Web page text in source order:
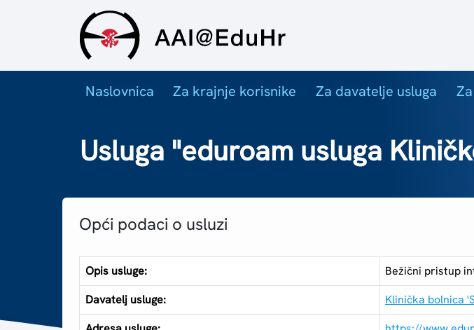
Naslovnica Za krajnje korisnike Za davatelje usluga
Usluga "eduroam usluga
Opći podaci o usluzi
Opis usluge:
Bežični pristup
Davatelj usluge:
Klinička bolnica